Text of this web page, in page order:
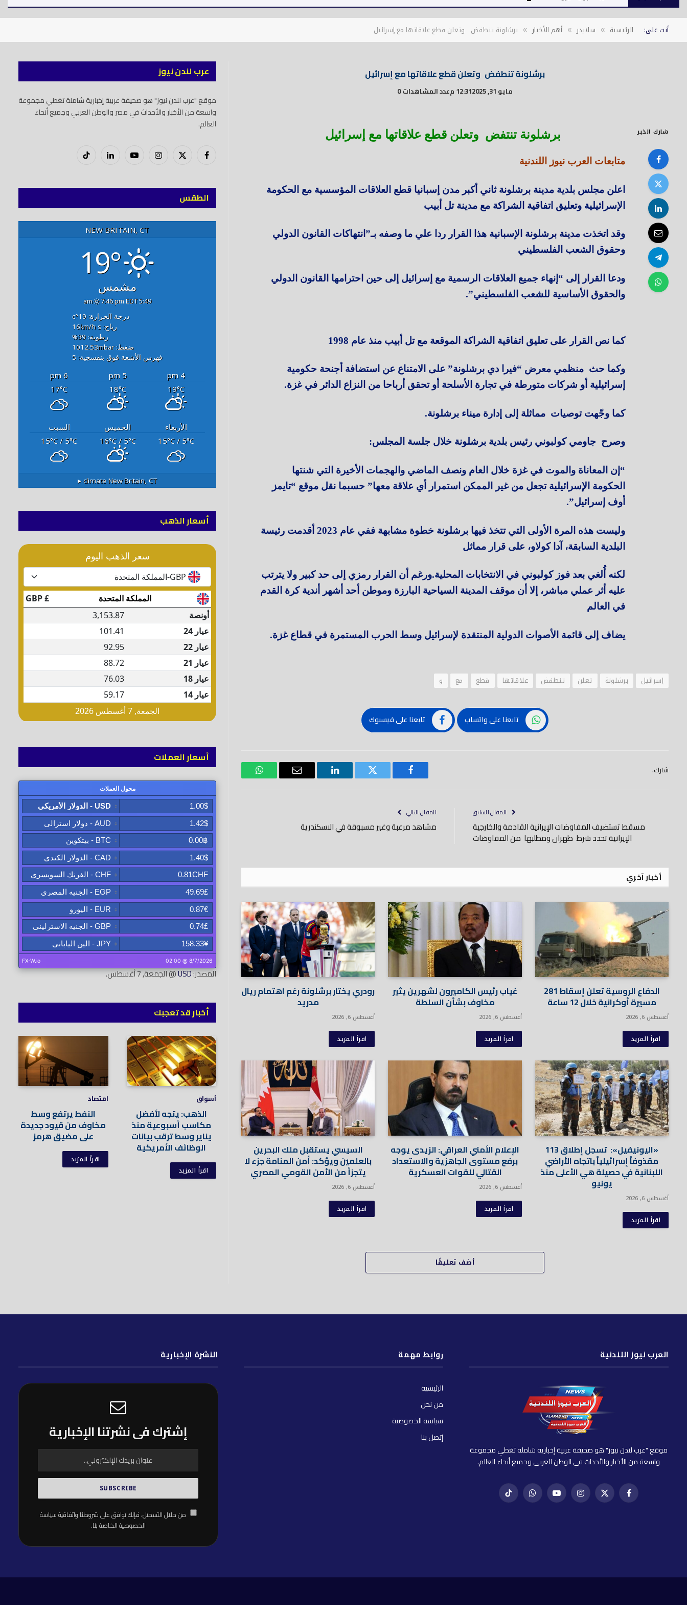
أنت على: الرئيسية » سلايدر » أهم الأخبار » برشلونة تنطفض وتعلن قطع علاقاتها مع إسرائيل
برشلونة تنطفض وتعلن قطع علاقاتها مع إسرائيل
مايو 31, 2025 12:31 م عدد المشاهدات 0
شارك الخبر برشلونة تنتفض وتعلن قطع علاقاتها مع إسرائيل
متابعات العرب نيوز اللندنية
اعلن مجلس بلدية مدينة برشلونة ثاني أكبر مدن إسبانيا قطع العلاقات المؤسسية مع الحكومة
الإسرائيلية وتعليق اتفاقية الشراكة مع مدينة تل أبيب
وقد اتخذت مدينة برشلونة الإسبانية هذا القرار ردا علي ما وصفه بـ”انتهاكات القانون الدولي
وحقوق الشعب الفلسطيني
ودعا القرار إلى “إنهاء جميع العلاقات الرسمية مع إسرائيل إلى حين احترامها القانون الدولي
والحقوق الأساسية للشعب الفلسطيني”.
كما نص القرار على تعليق اتفاقية الشراكة الموقعة مع تل أبيب منذ عام 1998
وكما حث منظمي معرض “فيرا دي برشلونة” على الامتناع عن استضافة أجنحة حكومية
إسرائيلية أو شركات متورطة في تجارة الأسلحة أو تحقق أرباحا من النزاع الدائر في غزة.
كما وجّهت توصيات مماثلة إلى إدارة ميناء برشلونة.
وصرح جاومي كولبوني رئيس بلدية برشلونة خلال جلسة المجلس:
“إن المعاناة والموت في غزة خلال العام ونصف الماضي والهجمات الأخيرة التي شنتها
الحكومة الإسرائيلية تجعل من غير الممكن استمرار أي علاقة معها” حسبما نقل موقع “تايمز
أوف إسرائيل”.
وليست هذه المرة الأولى التي تتخذ فيها برشلونة خطوة مشابهة ففي عام 2023 أقدمت رئيسة
البلدية السابقة، آدا كولاو، على قرار مماثل
لكنه أُلغي بعد فوز كولبوني في الانتخابات المحلية.ورغم أن القرار رمزي إلى حد كبير ولا يترتب
عليه أثر عملي مباشر، إلا أن موقف المدينة السياحية البارزة وموطن أحد أشهر أندية كرة القدم
في العالم
يضاف إلى قائمة الأصوات الدولية المنتقدة لإسرائيل وسط الحرب المستمرة في قطاع غزة.
إسرائيل برشلونة تعلن تنطفض علاقاتها قطع مع و
تابعنا على واتساب تابعنا على فيسبوك
شارك.
فيسبوك تويتر لينكدود
بريد
واتساب
المقال السابق
مسقط تستضيف المفاوضات الإيرانية القادمة والخارجية
الإيرانية تحدد شرط طهران ومطلبها من المفاوضات
المقال التالي
مشاهد مرعبة وغير مسبوقة في الاسكندرية
أخبار آخري
الدفاع الروسية تعلن إسقاط 281
مسيرة أوكرانية خلال 12 ساعة
أغسطس 6, 2026
اقرأ المزيد
غياب رئيس الكاميرون لشهرين يثير
مخاوف بشأن السلطة
أغسطس 6, 2026
اقرأ المزيد
رودري يختار برشلونة رغم اهتمام ريال
مدريد
أغسطس 6, 2026
اقرأ المزيد
«اليونيفيل»: تسجل إطلاق 113
مقذوفاً إسرائيلياً باتجاه الأراضي
اللبنانية في حصيلة هي الأعلى منذ
يونيو
أغسطس 6, 2026
اقرأ المزيد
الإعلام الأمني العراقي: الزيدى يوجه
برفع مستوى الجاهزية والاستعداد
القتالي للقوات العسكرية
أغسطس 6, 2026
اقرأ المزيد
السيسي يستقبل ملك البحرين
بالعلمين ويؤكد: أمن المنامة جزء لا
يتجزأ من الأمن القومي المصري
أغسطس 6, 2026
اقرأ المزيد
أضف تعليقًا
عرب لندن نيوز
موقع "عرب لندن نيوز" هو صحيفة عربية إخبارية شاملة تغطي مجموعة
واسعة من الأخبار والأحداث في مصر والوطن العربي وجميع أنحاء
العالم.
فيسبوك
X
إنستغرام يوتيوب لينكدود
تيك
الطقس
NEW BRITAIN, CT
19°
مشمس
5:49 am
7:46 pm EDT
درجة الحرارة: 19
°c
رياح: 16 km/h s
رطوبة: 39
%
ضغط: 1012.53mbar
فهرس الأشعة فوق بنفسجية: 5
4 pm
5 pm
6 pm
19°C
18°C
17°C
الأربعاء الخميس
السبت
15°C/ 5°C
16°C/ 5°C
15°C / 5°C
New Britain, CT
أسعار الذهب
أسعار العملات
المصدر:USD@ الجمعة, 7 أغسطس.
أخبار قد تعجبك
أسواق
الذهب: يتجه لأفضل
مكاسب أسبوعية منذ
يناير وسط ترقب بيانات
الوظائف الأمريكية
اقرأ المزيد
اقتصاد
النفط يرتفع وسط
مخاوف من قيود جديدة
على مضيق هرمز
اقرأ المزيد
العرب نيوز اللندنية
موقع "عرب لندن نيوز" هو صحيفة عربية إخبارية شاملة تغطي مجموعة
واسعة من الأخبار والأحداث في الوطن العربي وجميع أنحاء العالم.
فيسبوكX
إنستغراميوتيوب واتساب تيك
روابط مهمة
الرئيسية
من نحن
سياسة الخصوصية
إتصل بنا
النشرة الإخبارية
إشترك فى نشرتنا الإخبارية
من خلال التسجيل، فإنك توافق على شروطنا واتفاقيةسياسة
الخصوصيةالخاصة بنا.